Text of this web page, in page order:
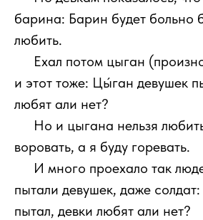
барина: Барин будет больно
любить.
Ехал потом цыган
и этот тоже: Цы́ган девушек
любят али нет?
Но и цыгана нельзя
воровать, а я буду горевать.
И много проехало так
пытали девушек, даже
пытал, девки любят али нет?